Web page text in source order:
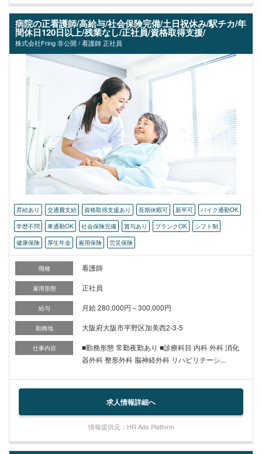
病院の正看護師/高給与/社会保険完備/土日祝休み/駅チカ/年
間休日120日以上/残業なし/正社員/資格取得支援/
株式会社Fring 非公開 / 看護師 正社員
昇給あり 交通費支給 資格取得支援あり 長期休暇可 新卒可
バイク通勤OK
学歴不問
車通勤OK 社会保険完備 賞与あり ブランクOK
シフト制
健康保険
厚生年金 雇用保険 労災保険
職種 看護師
雇用形態 正社員
給与 月給 280,000円～300,000円
勤務地 大阪府大阪市平野区加美西2-3-5
仕事内容
■勤務形態 常勤夜勤あり ■診療科目 内科 外科 消化
器外科 整形外科 脳神経外科 リハビリテーシ...
求人情報詳細へ
情報提供元：HR Ads Platform